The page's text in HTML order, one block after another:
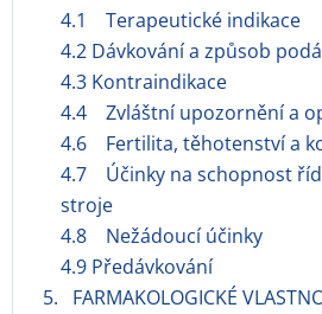
4.1 Terapeutické indikace
4.2 Dávkování a způsob
4.3 Kontraindikace
4.4 Zvláštní upozornění a
4.6 Fertilita, těhotenství a
4.7 Účinky na schopnost
stroje
4.8 Nežádoucí účinky
4.9 Předávkování
5. FARMAKOLOGICKÉ